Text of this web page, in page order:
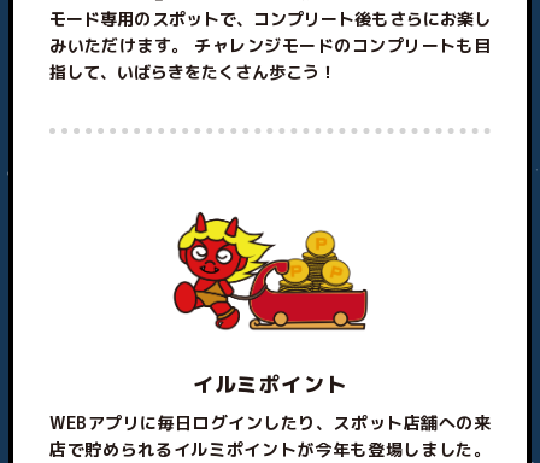
モード専用のスポットで、コンプリート後もさらにお楽し
みいただけます。 チャレンジモードのコンプリートも目
指して、いばらきをたくさん歩こう！
イルミポイント
WEBアプリに毎日ログインしたり、スポット店舗への来
店で貯められるイルミポイントが今年も登場しました。